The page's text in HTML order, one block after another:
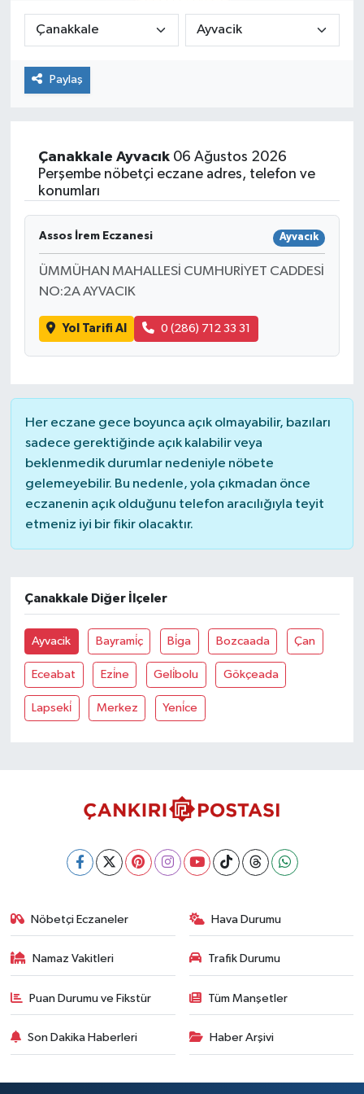
Paylaş
Çanakkale Ayvacık06 Ağustos 2026
Perşembe nöbetçi eczane adres, telefon ve
konumları
Assos İrem Eczanesi Ayvacık
ÜMMÜHAN MAHALLESİ CUMHURİYET CADDESİ
NO:2A AYVACIK
Yol Tarifi Al 0 (286) 712 33 31
Her eczane gece boyunca açık olmayabilir, bazıları
sadece gerektiğinde açık kalabilir veya
beklenmedik durumlar nedeniyle nöbete
gelemeyebilir. Bu nedenle, yola çıkmadan önce
eczanenin açık olduğunu telefon aracılığıyla teyit
etmeniz iyi bir fikir olacaktır.
Çanakkale Diğer İlçeler
Ayvacik Bayrami̇ç Bi̇ga Bozcaada Çan
Eceabat Ezi̇ne Geli̇bolu Gökçeada
Lapseki̇ Merkez Yeni̇ce
Nöbetçi Eczaneler Hava Durumu
Namaz Vakitleri Trafik Durumu
Puan Durumu ve Fikstür Tüm Manşetler
Son Dakika Haberleri Haber Arşivi
ÇEVRE
İLÇELER
KÜLTÜR
TURİZM
MAGAZİN
VEFAT
BİLİM&TEKNOLOJİ
BÖLGE
TÜRKİYE
DÜNYA